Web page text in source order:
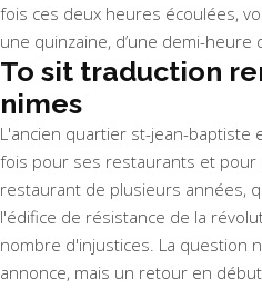
fois ces deux heures écoulées,
une quinzaine, d’une demi-
To sit traduction
nimes
L'ancien quartier st-jean-baptiste
fois pour ses restaurants et pour
restaurant de plusieurs années,
l'édifice de résistance de la
nombre d'injustices. La question
annonce, mais un retour en